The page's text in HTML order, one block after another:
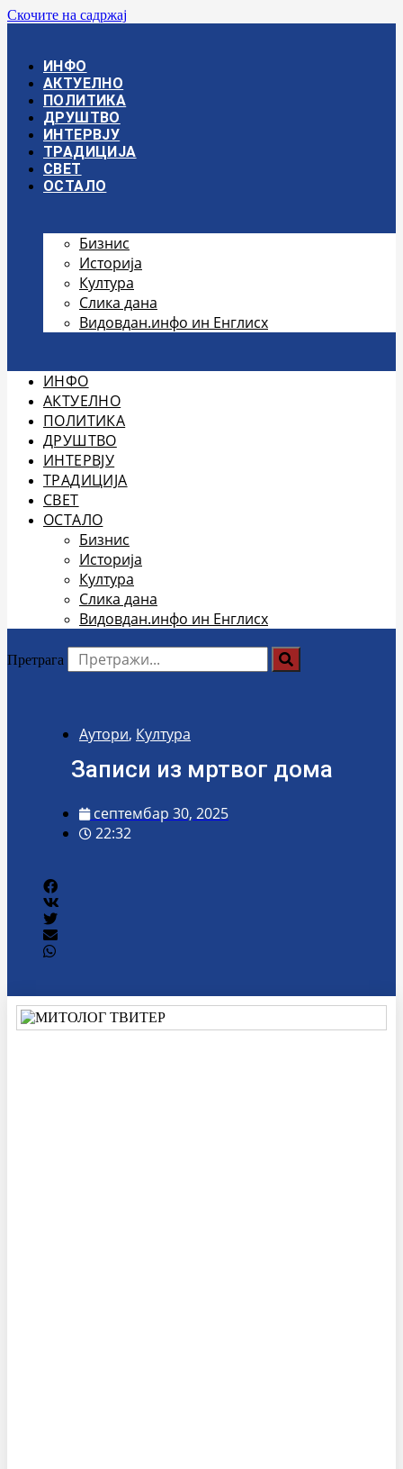
Скочите на садржај
ИНФО
АКТУЕЛНО
ПОЛИТИКА
ДРУШТВО
ИНТЕРВЈУ
ТРАДИЦИЈА
СВЕТ
ОСТАЛО
Бизнис
Историја
Култура
Слика дана
Видовдан.инфо ин Енглисх
ИНФО
АКТУЕЛНО
ПОЛИТИКА
ДРУШТВО
ИНТЕРВЈУ
ТРАДИЦИЈА
СВЕТ
ОСТАЛО
Бизнис
Историја
Култура
Слика дана
Видовдан.инфо ин Енглисх
Претрага
Аутори, Култура
Записи из мртвог дома
септембар 30, 2025
22:32